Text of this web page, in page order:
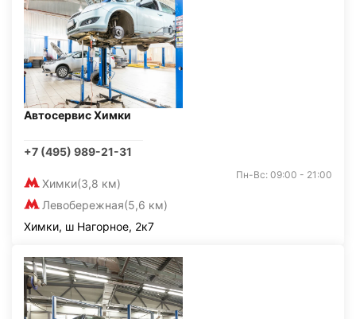
Автосервис Химки
+7 (495) 989-21-31
Химки(3,8 км)
Левобережная(5,6 км)
Пн-Вс: 09:00 - 21:00
Химки, ш Нагорное, 2к7